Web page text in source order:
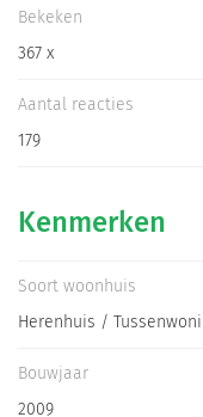
Bekeken
367 x
Aantal reacties
179
Kenmerken
Soort woonhuis
Herenhuis /
Bouwjaar
2009